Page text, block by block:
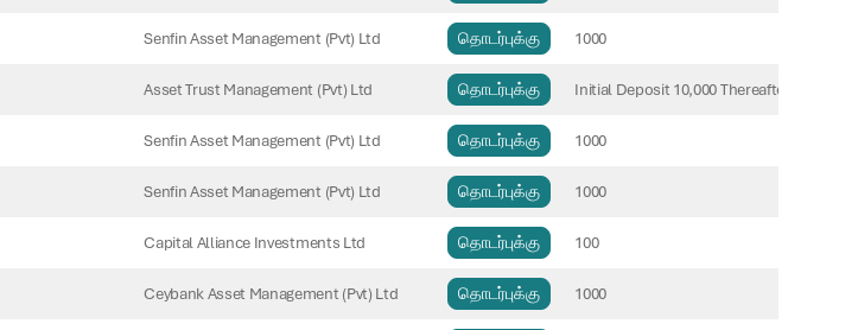
Senfin Asset Management (Pvt) Ltd தொடர்புக்கு 1000
Asset Trust Management (Pvt) Ltd தொடர்புக்கு Initial Deposit 10,000 Thereafter
Senfin Asset Management (Pvt) Ltd தொடர்புக்கு 1000
Senfin Asset Management (Pvt) Ltd தொடர்புக்கு 1000
Capital Alliance Investments Ltd தொடர்புக்கு 100
Ceybank Asset Management (Pvt) Ltd தொடர்புக்கு 1000